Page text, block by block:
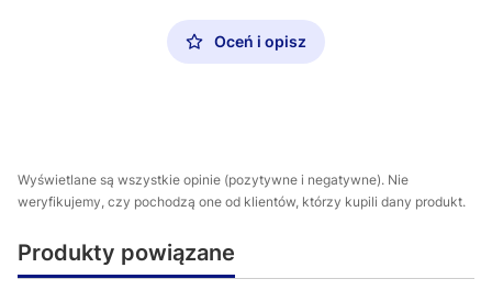
Oceń i opisz
Wyświetlane są wszystkie opinie (pozytywne i negatywne). Nie
weryfikujemy, czy pochodzą one od klientów, którzy kupili dany produkt.
Produkty powiązane